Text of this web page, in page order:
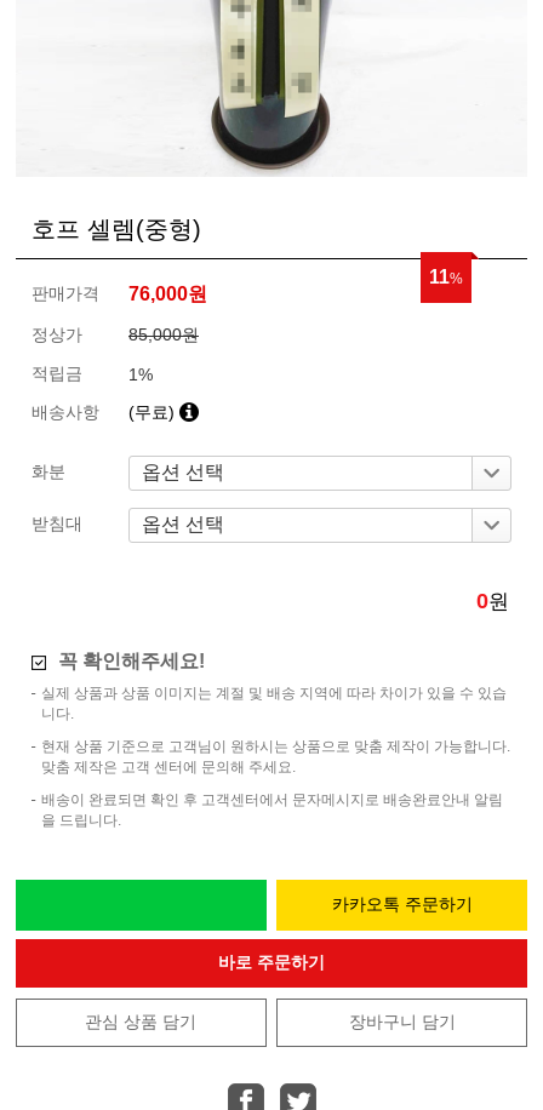
호프 셀렘(중형)
11%
판매가격 76,000원
정상가
85,000원
적립금
1%
배송사항
(무료)
화분
받침대
0원
꼭 확인해주세요!
실제 상품과 상품 이미지는 계절 및 배송 지역에 따라 차이가 있을 수 있습
니다.
현재 상품 기준으로 고객님이 원하시는 상품으로 맞춤 제작이 가능합니다.
맞춤 제작은 고객 센터에 문의해 주세요.
배송이 완료되면 확인 후 고객센터에서 문자메시지로 배송완료안내 알림
을 드립니다.
카카오톡 주문하기
바로 주문하기
관심 상품 담기 장바구니 담기